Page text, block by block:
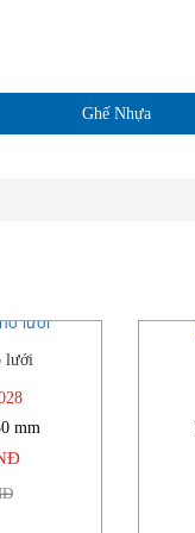
Ghế Nhựa
lưới
mm